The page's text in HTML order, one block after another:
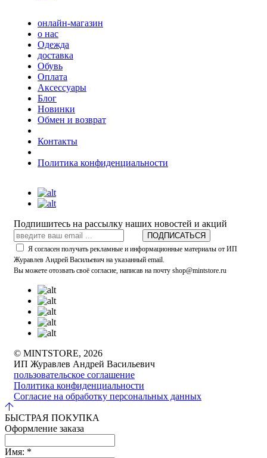
онлайн-магазин
о нас
Одежда
доставка
Обувь
Оплата
Аксессуары
Блог
Новинки
Обмен и возврат
Контакты
Политика конфиденциальности
Подпишитесь на рассылку наших новостей и акций
ПОДПИСАТЬСЯ
Я согласен получать рекламные и информационные материалы от ИП
Журавлев Андрей Васильевич на указанный email.
Вы можете отозвать своё согласие, написав на почту shop@mintstore.ru
© MINTSTORE, 2026
ИП Журавлев Андрей Васильевич
пользовательское соглашение
Политика конфиденциальности
Согласие на обработку персональных данных
БЫСТРАЯ ПОКУПКА
Оформление заказа
Имя: *